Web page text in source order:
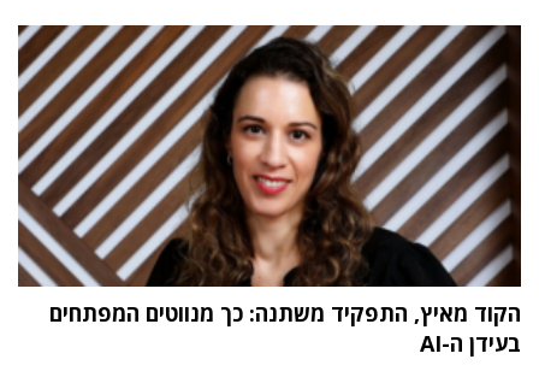
הקוד מאיץ, התפקיד משתנה: כך מנווטים המפתחים
בעידן ה-AI